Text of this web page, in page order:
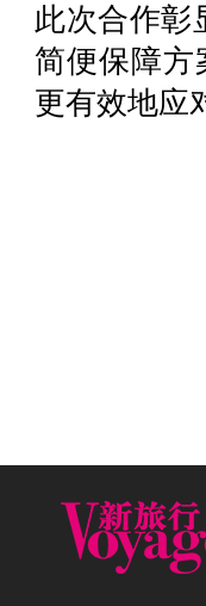
此次合作彰
简便保障方
更有效地应